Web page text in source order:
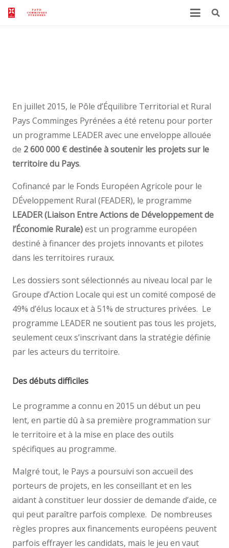
En juillet 2015, le Pôle d’Équilibre Territorial et Rural
Pays Comminges Pyrénées a été retenu pour porter
un programme LEADER avec une enveloppe allouée
de 2 600 000 € destinée à soutenir les projets sur le
territoire du Pays.
Cofinancé par le Fonds Européen Agricole pour le
DÉveloppement Rural (FEADER), le programme
LEADER (Liaison Entre Actions de Développement de
l’Économie Rurale)est un programme européen
destiné à financer des projets innovants et pilotes
dans les territoires ruraux.
Les dossiers sont sélectionnés au niveau local par le
Groupe d’Action Locale qui est un comité composé de
49% d’élus locaux et à 51% de structures privées. Le
programme LEADER ne soutient pas tous les projets,
seulement ceux s’inscrivant dans la stratégie définie
par les acteurs du territoire.
Des débuts difficiles
Le programme a connu en 2015 un début un peu
lent, en partie dû à sa première programmation sur
le territoire et à la mise en place des outils
spécifiques au programme.
Malgré tout, le Pays a poursuivi son accueil des
porteurs de projets, en les conseillant et en les
aidant à constituer leur dossier de demande d’aide, ce
qui peut paraître parfois complexe. De nombreuses
règles propres aux financements européens peuvent
parfois effrayer les candidats, mais le jeu en vaut